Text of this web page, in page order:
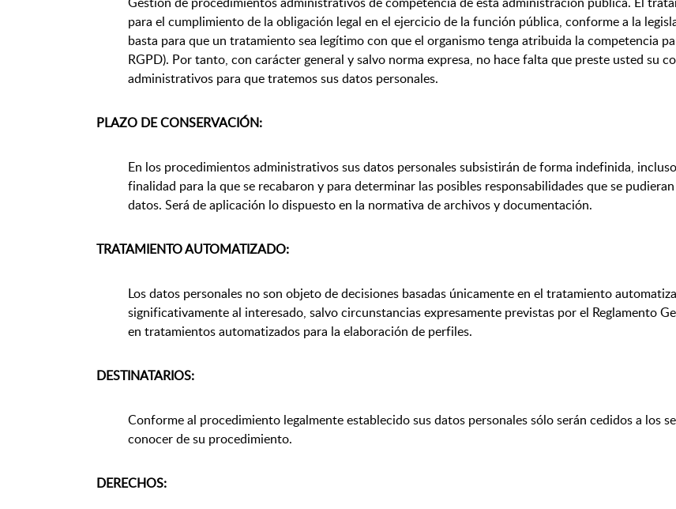
para el cumplimiento de la obligación legal en el ejercicio de la función pública, conforme a la
basta para que un tratamiento sea legítimo con que el organismo tenga atribuida la competencia
RGPD). Por tanto, con carácter general y salvo norma expresa, no hace falta que preste usted su
administrativos para que tratemos sus datos personales.
PLAZO DE CONSERVACIÓN:
En los procedimientos administrativos sus datos personales subsistirán de forma indefinida,
finalidad para la que se recabaron y para determinar las posibles responsabilidades que se
datos. Será de aplicación lo dispuesto en la normativa de archivos y documentación.
TRATAMIENTO AUTOMATIZADO:
Los datos personales no son objeto de decisiones basadas únicamente en el tratamiento
significativamente al interesado, salvo circunstancias expresamente previstas por el Reglamento
en tratamientos automatizados para la elaboración de perfiles.
DESTINATARIOS:
Conforme al procedimiento legalmente establecido sus datos personales sólo serán cedidos a los
conocer de su procedimiento.
DERECHOS: